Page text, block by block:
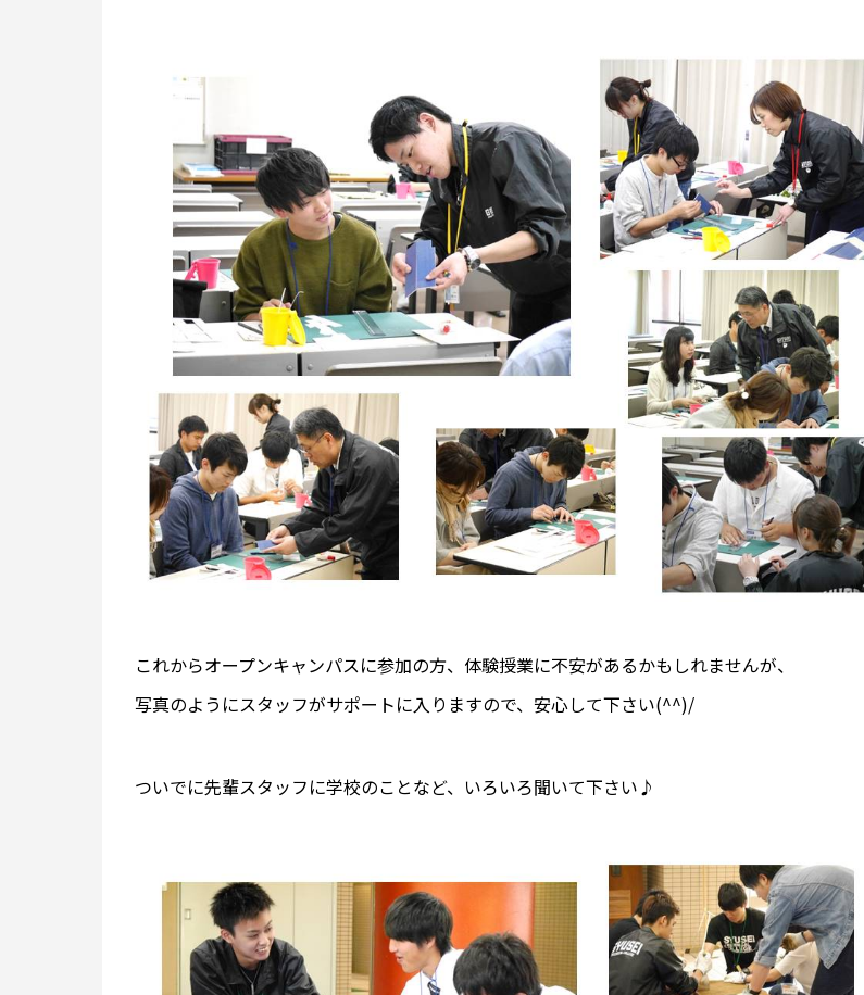
これからオープンキャンパスに参加の方、体験授業に不安があるかもしれませんが、
写真のようにスタッフがサポートに入りますので、安心して下さい(^^)/
ついでに先輩スタッフに学校のことなど、いろいろ聞いて下さい♪